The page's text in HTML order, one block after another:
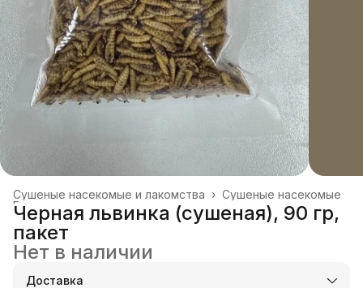
Сушеные насекомые
Сушеные насекомые и лакомства ›
Главная
Черная львинка (сушеная), 90 гр,
пакет
Нет в наличии
Доставка